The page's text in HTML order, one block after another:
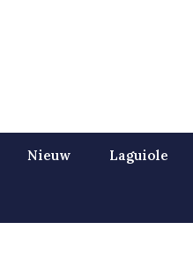
Nieuw Laguiole